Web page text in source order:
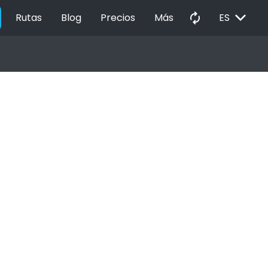
Rutas Blog Precios Más autorenew ES EXPAND_MORE